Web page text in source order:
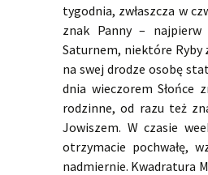
tygodnia, zwłaszcza w
znak Panny –
Saturnem, niektóre Ryby
na swej drodze osobę
dnia wieczorem Słońce
rodzinne, od razu też
Jowiszem. W czasie
otrzymacie pochwałę,
nadmiernie. Kwadratura